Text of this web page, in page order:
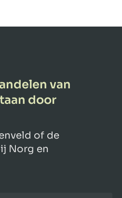
van
door
of de
Norg en